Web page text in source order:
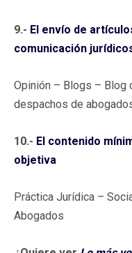
9.- El envío de
comunicación
Opinión – Blogs – Blog
despachos de
10.- El contenido
objetiva
Práctica Jurídica –
Abogados